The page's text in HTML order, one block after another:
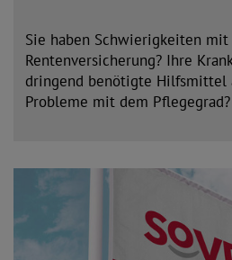
Sie haben Schwierigkeiten mit
Rentenversicherung? Ihre
dringend benötigte Hilfsmittel
Probleme mit dem